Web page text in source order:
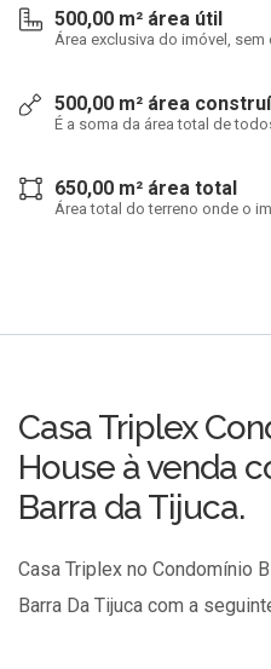
500,00 m² área útil
Área exclusiva do imóvel,
500,00 m² área
É a soma da área total de
650,00 m² área total
Área total do terreno onde o
Casa Triplex
House à venda
Barra da Tijuca.
Casa Triplex no Condomínio
Barra Da Tijuca com a